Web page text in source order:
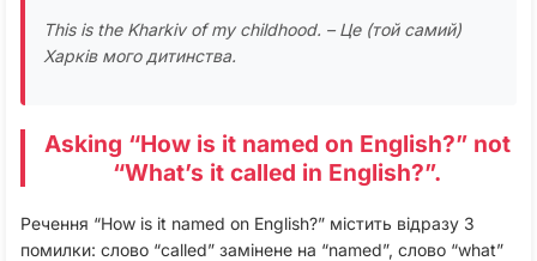
This is the Kharkiv of my childhood. – Це (той самий)
Харків мого дитинства.
Asking “How is it named on English?” not
“What’s it called in English?”.
Речення “How is it named on English?” містить відразу 3
помилки: слово “called” замінене на “named”, слово “what”